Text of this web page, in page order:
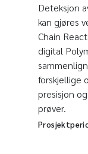
Deteksjon
kan gjøres
Chain
digital
forskjellige
presisjon
prøver.